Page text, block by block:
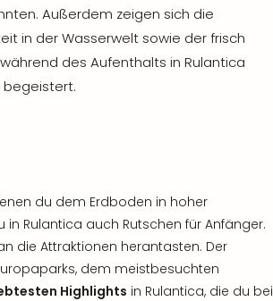
Außerdem zeigen sich die
in der Wasserwelt sowie der frisch
des Aufenthalts in Rulantica
begeistert.
du dem Erdboden in hoher
Rulantica auch Rutschen für Anfänger.
die Attraktionen herantasten. Der
dem meistbesuchten
Highlights in Rulantica, die du bei